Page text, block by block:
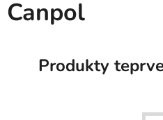
Canpol
Produkty